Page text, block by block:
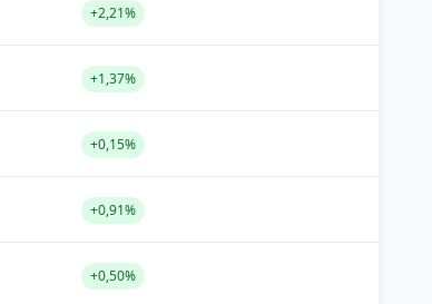
+2,21%
+1,37%
+0,15%
+0,91%
+0,50%